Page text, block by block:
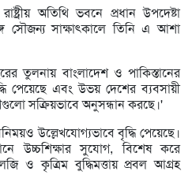
অতিথি ভবনে প্রধান উপদেষ্টা
সৌজন্য সাক্ষাৎকালে তিনি এ আশা
তুলনায় বাংলাদেশ ও পাকিস্তানের
পেয়েছে এবং উভয় দেশের ব্যবসায়ী
সক্রিয়ভাবে অনুসন্ধান করছে।'
উল্লেখযোগ্যভাবে বৃদ্ধি পেয়েছে।
উচ্চশিক্ষার সুযোগ, বিশেষ করে
ও কৃত্রিম বুদ্ধিমত্তায় প্রবল আগ্রহ